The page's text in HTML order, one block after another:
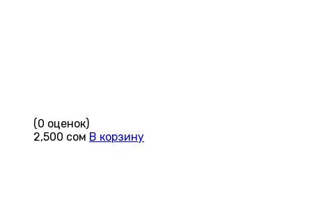
(0 оценок)
2,500 сом В корзину